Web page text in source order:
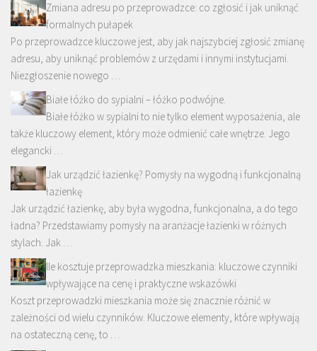
Zmiana adresu po przeprowadzce: co zgłosić i jak uniknąć
formalnych pułapek
Po przeprowadzce kluczowe jest, aby jak najszybciej zgłosić zmianę
adresu, aby uniknąć problemów z urzędami i innymi instytucjami.
Niezgłoszenie nowego …
Białe łóżko do sypialni – łóżko podwójne.
Białe łóżko w sypialni to nie tylko element wyposażenia, ale
także kluczowy element, który może odmienić całe wnętrze. Jego
elegancki …
Jak urządzić łazienkę? Pomysły na wygodną i funkcjonalną
łazienkę
Jak urządzić łazienkę, aby była wygodna, funkcjonalna, a do tego
ładna? Przedstawiamy pomysły na aranżacje łazienki w różnych
stylach. Jak …
Ile kosztuje przeprowadzka mieszkania: kluczowe czynniki
wpływające na cenę i praktyczne wskazówki
Koszt przeprowadzki mieszkania może się znacznie różnić w
zależności od wielu czynników. Kluczowe elementy, które wpływają
na ostateczną cenę, to …